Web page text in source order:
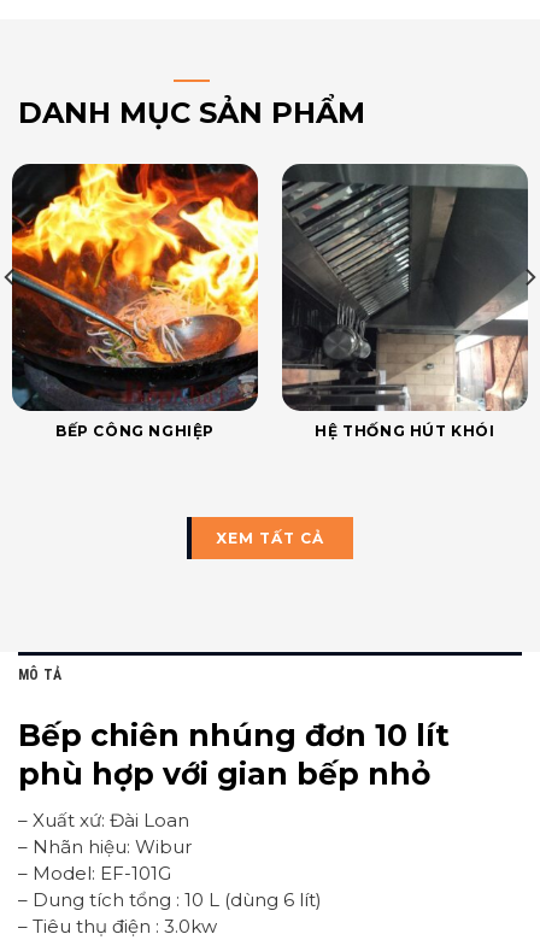
DANH MỤC SẢN PHẨM
BẾP CÔNG NGHIỆP HỆ THỐNG HÚT KHÓI
XEM TẤT CẢ
MÔ TẢ
Bếp chiên nhúng đơn 10 lít
phù hợp với gian bếp nhỏ
– Xuất xứ: Đài Loan
– Nhãn hiệu: Wibur
– Model: EF-101G
– Dung tích tổng : 10 L (dùng 6 lít)
– Tiêu thụ điện : 3.0kw